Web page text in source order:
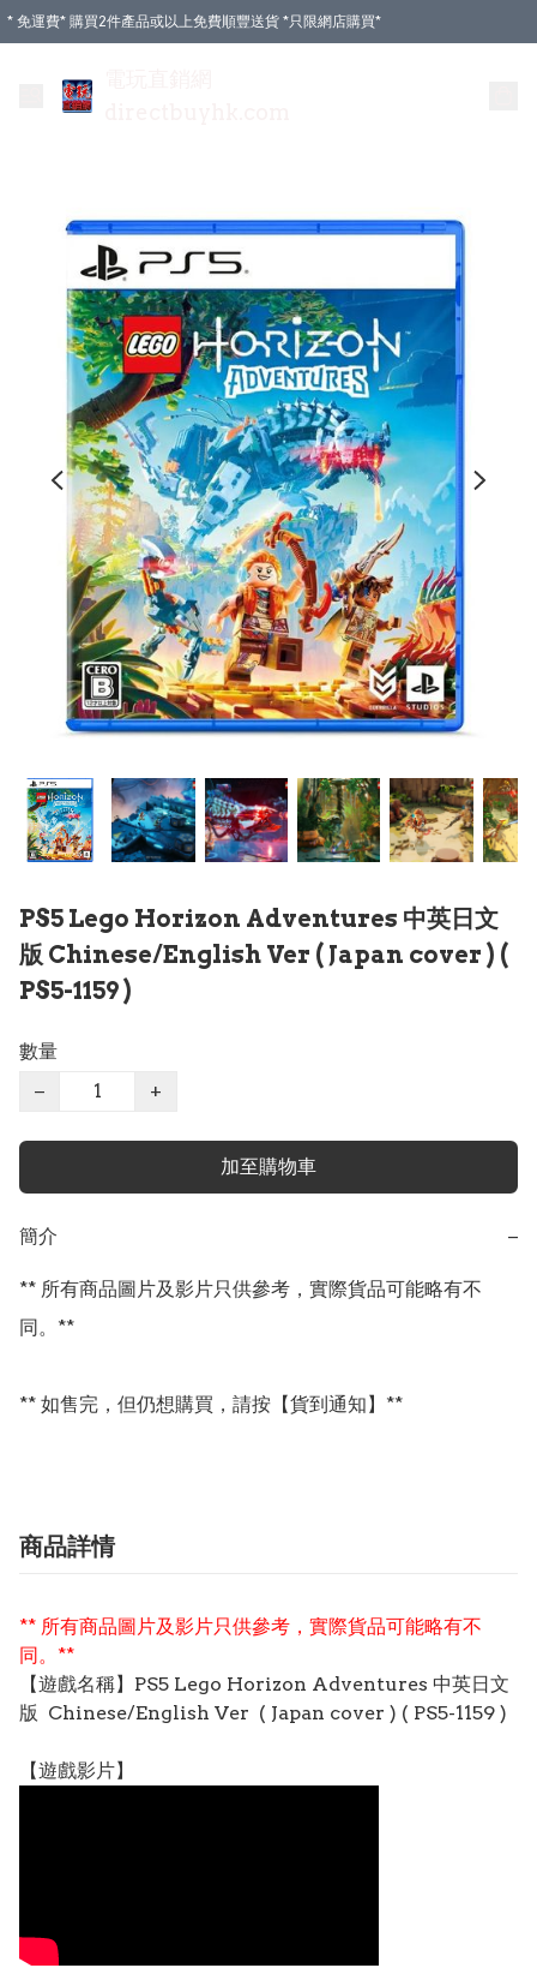
* 免運費* 購買2件產品或以上免費順豐送貨 *只限網店購買*
PS5 Lego Horizon Adventures 中英日文
版 Chinese/English Ver ( Japan cover ) (
PS5-1159 )
數量
−
+
加至購物車
簡介 −
** 所有商品圖片及影片只供參考，實際貨品可能略有不
同。**
** 如售完，但仍想購買，請按【貨到通知】**
商品詳情
** 所有商品圖片及影片只供參考，實際貨品可能略有不
同。**
【遊戲名稱】PS5 Lego Horizon Adventures 中英日文
版 Chinese/English Ver ( Japan cover ) ( PS5-1159 )
【遊戲影片】